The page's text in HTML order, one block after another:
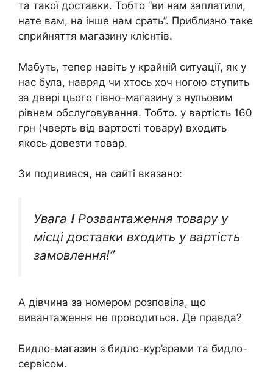
та такої доставки. Тобто “ви нам заплатили,
нате вам, на інше нам срать”. Приблизно таке
сприйняття магазину клієнтів.
Мабуть, тепер навіть у крайній ситуації, як у
нас була, навряд чи хтось хоч ногою ступить
за двері цього гівно-магазину з нульовим
рівнем обслуговування. Тобто. у вартість 160
грн (чверть від вартості товару) входить
якось довезти товар.
Зи подивився, на сайті вказано:
Увага ! Розвантаження товару у
місці доставки входить у вартість
замовлення!”
А дівчина за номером розповіла, що
вивантаження не проводиться. Де правда?
Бидло-магазин з бидло-кур’єрами та бидло-
сервісом.